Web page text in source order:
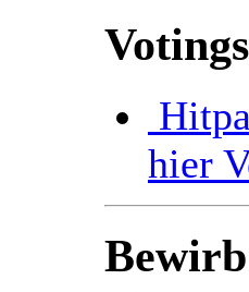
Votings
hier